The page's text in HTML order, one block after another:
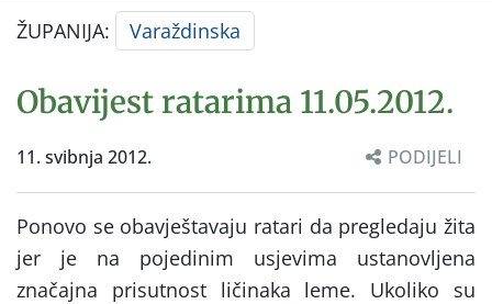
ŽUPANIJA: Varaždinska
Obavijest ratarima 11.05.2012.
11. svibnja 2012. PODIJELI
Ponovo se obavještavaju ratari da pregledaju žita
jer je na pojedinim usjevima ustanovljena
značajna prisutnost ličinaka leme. Ukoliko su